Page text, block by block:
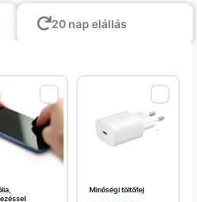
20 nap elállás
Minőségi töltőfej